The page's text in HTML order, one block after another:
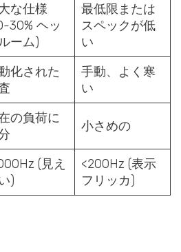
な仕様
30% ヘッ
ーム)
最低限または
スペックが低
い
化された
手動、よく寒
い
の負荷に
小さめの
(見え
)
<200Hz (表示
フリッカ)